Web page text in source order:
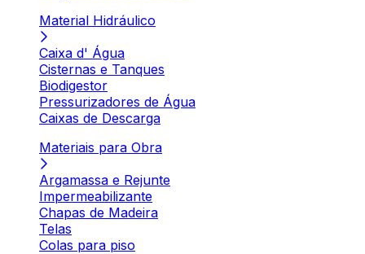
Material Hidráulico
Caixa d' Água
Cisternas e Tanques
Biodigestor
Pressurizadores de Água
Caixas de Descarga
Materiais para Obra
Argamassa e Rejunte
Impermeabilizante
Chapas de Madeira
Telas
Colas para piso